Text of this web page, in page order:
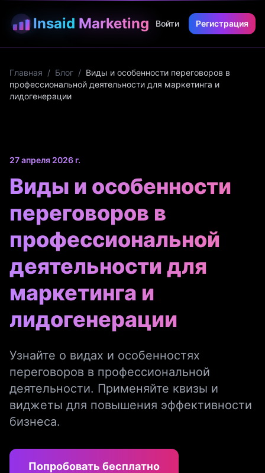
Insaid Marketing Войти Регистрация
Главная / Блог / Виды и особенности переговоров в
профессиональной деятельности для маркетинга и
лидогенерации
27 апреля 2026 г.
Виды и особенности
переговоров в
профессиональной
деятельности для
маркетинга и
лидогенерации
Узнайте о видах и особенностях
переговоров в профессиональной
деятельности. Применяйте квизы и
виджеты для повышения эффективности
бизнеса.
Попробовать бесплатно